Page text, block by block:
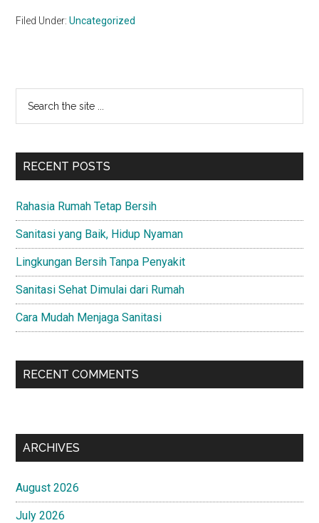
Filed Under:Uncategorized
Primary
Sidebar
...
RECENT POSTS
Rahasia Rumah Tetap Bersih
Sanitasi yang Baik, Hidup Nyaman
Lingkungan Bersih Tanpa Penyakit
Sanitasi Sehat Dimulai dari Rumah
Cara Mudah Menjaga Sanitasi
RECENT COMMENTS
ARCHIVES
August 2026
July 2026